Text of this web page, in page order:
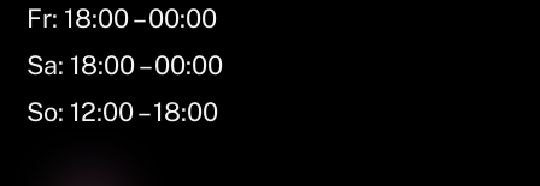
Fr: 18:00 – 00:00
Sa: 18:00 – 00:00
So: 12:00 – 18:00